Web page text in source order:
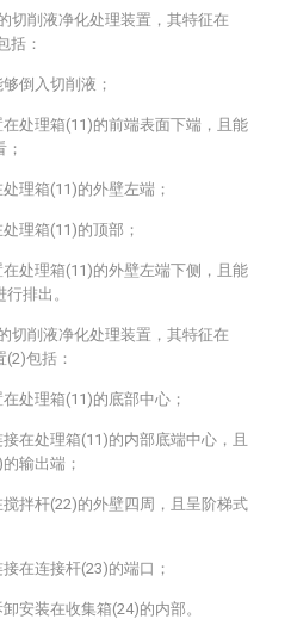
切削液净化处理装置，其特征在
括：
倒入切削液；
处理箱(11)的前端表面下端，且能
理箱(11)的外壁左端；
理箱(11)的顶部；
处理箱(11)的外壁左端下侧，且能
排出。
切削液净化处理装置，其特征在
包括：
处理箱(11)的底部中心；
在处理箱(11)的内部底端中心，且
输出端；
拌杆(22)的外壁四周，且呈阶梯式
在连接杆(23)的端口；
安装在收集箱(24)的内部。